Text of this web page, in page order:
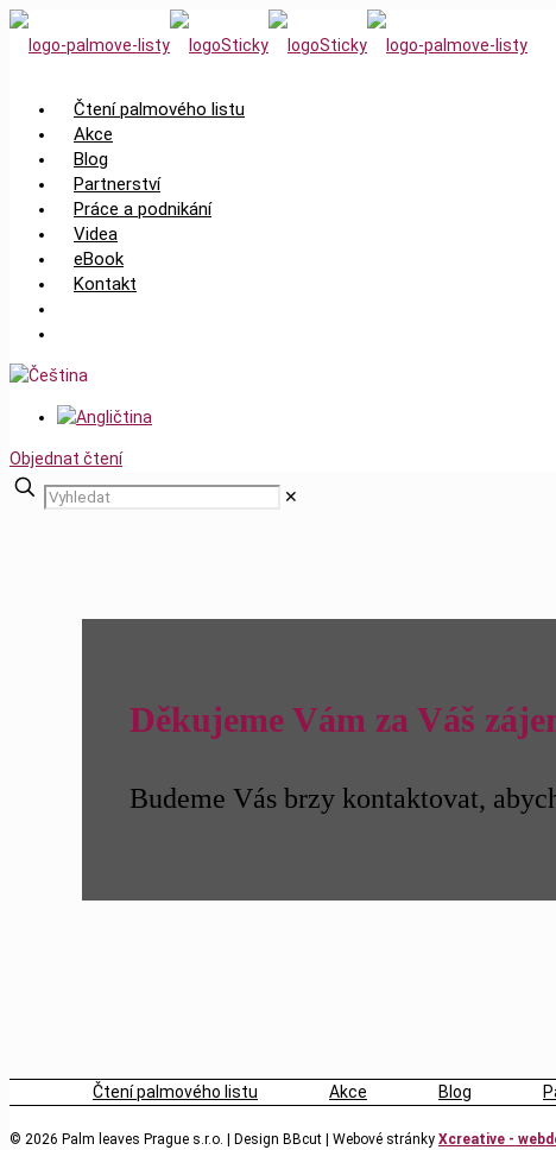
Čtení palmového listu
Akce
Blog
Partnerství
Práce a podnikání
Videa
eBook
Kontakt
Objednat čtení
✕
Děkujeme Vám za Váš
Budeme Vás brzy kontaktovat,
Čtení palmového listu Akce Blog
© 2026 Palm leaves Prague s.r.o. | Design BBcut | Webové stránky Xcreative -